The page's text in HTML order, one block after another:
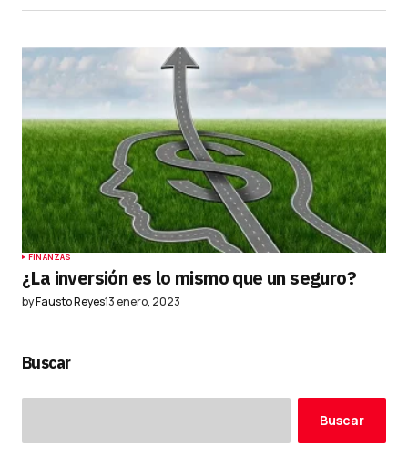
FINANZAS
¿La inversión es lo mismo que un seguro?
byFausto Reyes13 enero, 2023
Buscar
Buscar